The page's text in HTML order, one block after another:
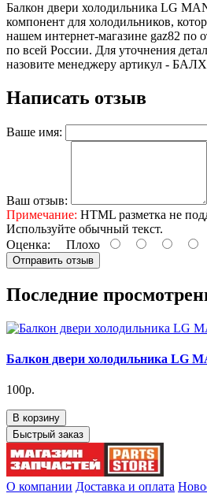
Балкон двери холодильника LG
компонент для холодильников,
нашем интернет-магазине gaz82 по
по всей России. Для уточнения
назовите менеджеру артикул -
Написать отзыв
Ваше имя:
Ваш отзыв:
Примечание: HTML разметка не
Используйте обычный текст.
Оценка: Плохо
Отправить отзыв
Последние
Балкон двери холодильника LG
100р.
В корзину
Быстрый заказ
О компании Доставка и оплата